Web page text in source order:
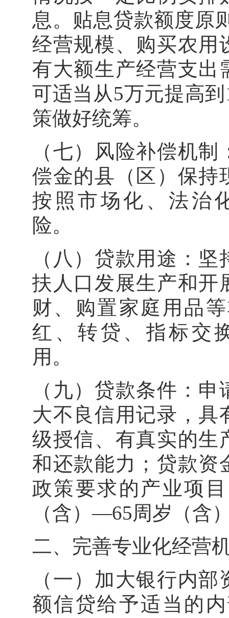
息。贴息贷款额度原
经营规模、购买农用
有大额生产经营支出
可适当从5万元提高
策做好统筹。
（七）风险补偿机
偿金的县（区）保持
按照市场化、法治
险。
（八）贷款用途：
扶人口发展生产和开
财、购置家庭用品
红、转贷、指标交
用。
（九）贷款条件：
大不良信用记录，具
级授信、有真实的生
和还款能力；贷款资
政策要求的产业项
（含）—65周岁（
二、完善专业化经
（一）加大银行内
额信贷给予适当的